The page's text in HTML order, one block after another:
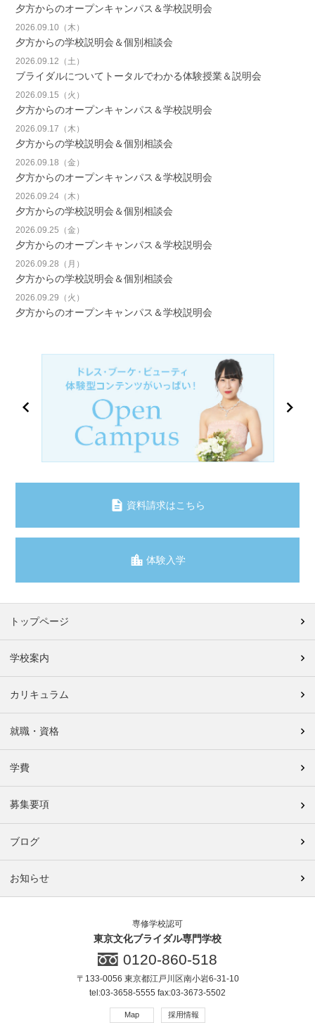
夕方からのオープンキャンパス＆学校説明会
2026.09.10（木）
夕方からの学校説明会＆個別相談会
2026.09.12（土）
ブライダルについてトータルでわかる体験授業＆説明会
2026.09.15（火）
夕方からのオープンキャンパス＆学校説明会
2026.09.17（木）
夕方からの学校説明会＆個別相談会
2026.09.18（金）
夕方からのオープンキャンパス＆学校説明会
2026.09.24（木）
夕方からの学校説明会＆個別相談会
2026.09.25（金）
夕方からのオープンキャンパス＆学校説明会
2026.09.28（月）
夕方からの学校説明会＆個別相談会
2026.09.29（火）
夕方からのオープンキャンパス＆学校説明会
資料請求はこちら
体験入学
トップページ
学校案内
カリキュラム
就職・資格
学費
募集要項
ブログ
お知らせ
専修学校認可
東京文化ブライダル専門学校
0120-860-518
〒133-0056 東京都江戸川区南小岩6-31-10
tel:03-3658-5555 fax:03-3673-5502
Map 採用情報